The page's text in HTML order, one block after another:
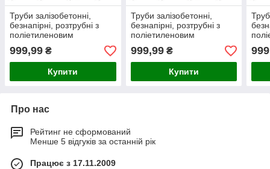
Труби залізобетонні,
безнапірні, розтрубні з
поліетиленовим
облицюванням ТС 120.30-
2-П
999,99 ₴
Купити
Труби залізобетонні,
безнапірні, розтрубні з
поліетиленовим
облицюванням ТС 140.30-
2-П
999,99₴
Купити
2-П
Про нас
Рейтинг не сформований
Менше 5 відгуків за останній рік
Працює з 17.11.2009